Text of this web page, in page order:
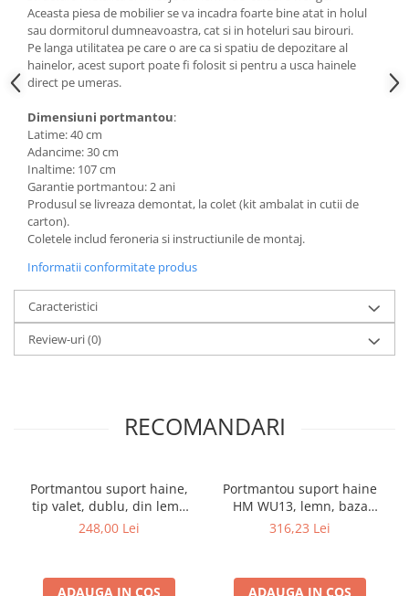
Mese gradinita
Scaune gradinita
Set mese si scaune gradinita
Mobilier copii
Mobila camera copii
Scaune birou pentru copii
Saltele patuturi copii
Paturi copii
Masa si scaune gradinita
Seturi comode living si dormitor
Aceasta piesa de mobilier se va incadra foarte bine atat in holul
sau dormitorul dumneavoastra, cat si in hoteluri sau birouri.
Pe langa utilitatea pe care o are ca si spatiu de depozitare al
hainelor, acest suport poate fi folosit si pentru a usca hainele
direct pe umeras.
Dimensiuni portmantou:
Latime: 40 cm
Adancime: 30 cm
Inaltime: 107 cm
Garantie portmantou: 2 ani
Produsul se livreaza demontat, la colet (kit ambalat in cutii de
carton).
Coletele includ feroneria si instructiunile de montaj.
Informatii conformitate produs
Caracteristici
Review-uri(0)
RECOMANDARI
Portmantou suport haine,
tip valet, dublu, din lemn
masiv, 102 cm, fag
248,00 Lei
ADAUGA IN COS
Portmantou suport haine
HM WU13, lemn, baza
metalica cromata, 117 cm,
316,23 Lei
ADAUGA IN COS